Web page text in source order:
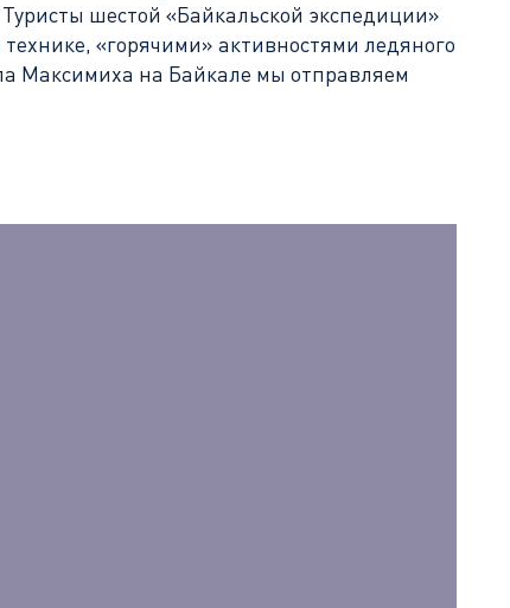
шестой «Байкальской экспедиции»
«горячими» активностями ледяного
Максимиха на Байкале мы отправляем